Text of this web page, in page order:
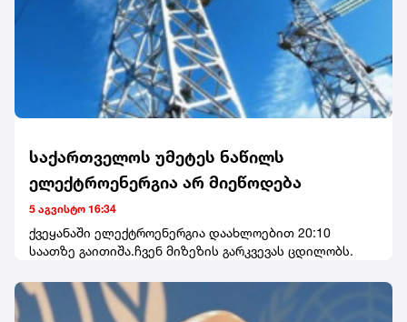
საქართველოს უმეტეს ნაწილს
ელექტროენერგია არ მიეწოდება
5 აგვისტო 16:34
ქვეყანაში ელექტროენერგია დაახლოებით 20:10
საათზე გაითიშა.ჩვენ მიზეზის გარკვევას ცდილობს.